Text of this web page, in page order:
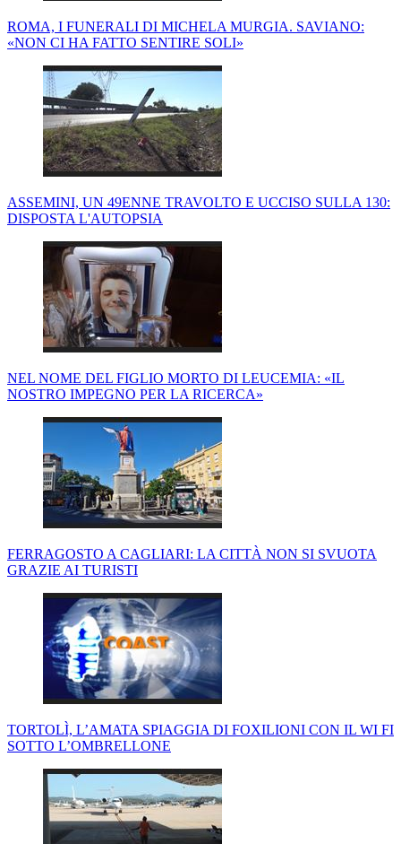
ROMA, I FUNERALI DI MICHELA MURGIA. SAVIANO:
«NON CI HA FATTO SENTIRE SOLI»
ASSEMINI, UN 49ENNE TRAVOLTO E UCCISO SULLA 130:
DISPOSTA L'AUTOPSIA
NEL NOME DEL FIGLIO MORTO DI LEUCEMIA: «IL
NOSTRO IMPEGNO PER LA RICERCA»
FERRAGOSTO A CAGLIARI: LA CITTÀ NON SI SVUOTA
GRAZIE AI TURISTI
TORTOLÌ, L’AMATA SPIAGGIA DI FOXILIONI CON IL WI FI
SOTTO L’OMBRELLONE